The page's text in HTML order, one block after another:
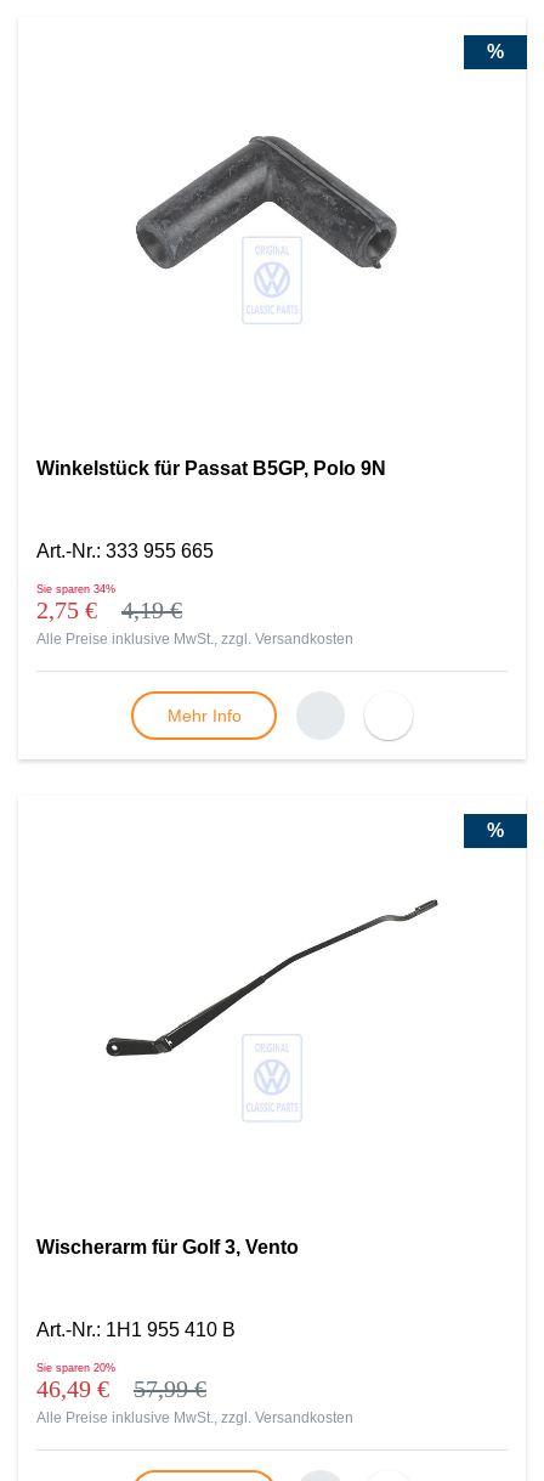
%
Winkelstück für Passat B5GP, Polo 9N
Art.-Nr.: 333 955 665
Sie sparen 34%
2,75 € 4,19 €
Alle Preise inklusive MwSt., zzgl. Versandkosten
Mehr Info
%
Wischerarm für Golf 3, Vento
Art.-Nr.: 1H1 955 410 B
Sie sparen 20%
46,49 € 57,99 €
Alle Preise inklusive MwSt., zzgl. Versandkosten